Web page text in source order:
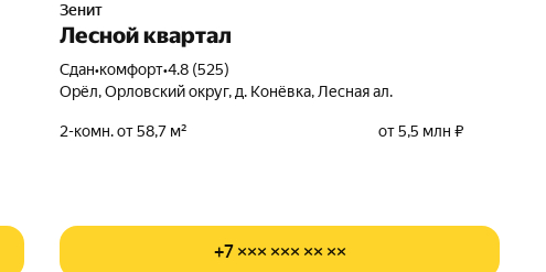
Зенит
Лесной квартал
Сдан•комфорт•4.8 (525)
Орёл, Орловский округ, д. Конёвка, Лесная ал.
2-комн. от 58,7 м² от 5,5 млн ₽
+7 ××× ××× ×× ××